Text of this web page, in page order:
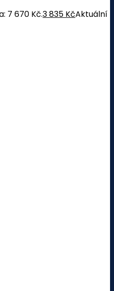
7 670 Kč.3 835 KčAktuální